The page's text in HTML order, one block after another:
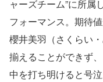
ャーズチーム”に所
フォーマンス。期待
櫻井美羽（さくらい
揃えることができず
中を打ち明けると号